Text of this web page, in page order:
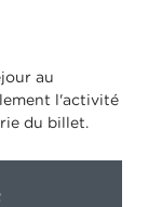
au
l'activité
du billet.